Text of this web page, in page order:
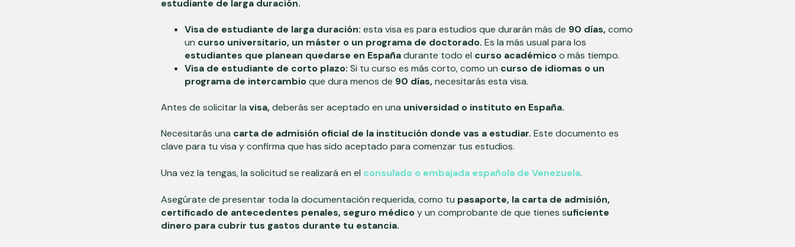
estudiante de larga duración.
Visa de estudiante de larga duración: esta visa es para estudios que durarán más de 90 días,como
un curso universitario, un máster o un programa de doctorado. Es la más usual para los
estudiantes que planean quedarse en Españadurante todo el curso académicoo más tiempo.
Visa de estudiante de corto plazo: Si tu curso es más corto, como un curso de idiomas o un
programa de intercambioque dura menos de 90 días,necesitarás esta visa.
Antes de solicitar la visa,deberás ser aceptado en una universidad o instituto en España.
Necesitarás una carta de admisión oficial de la institución donde vas a estudiar. Este documento es
clave para tu visa y confirma que has sido aceptado para comenzar tus estudios.
Una vez la tengas, la solicitud se realizará en el consulado o embajada española de Venezuela.
Asegúrate de presentar toda la documentación requerida, como tu pasaporte, la carta de admisión,
certificado de antecedentes penales, seguro médicoy un comprobante de que tienes suficiente
dinero para cubrir tus gastos durante tu estancia.